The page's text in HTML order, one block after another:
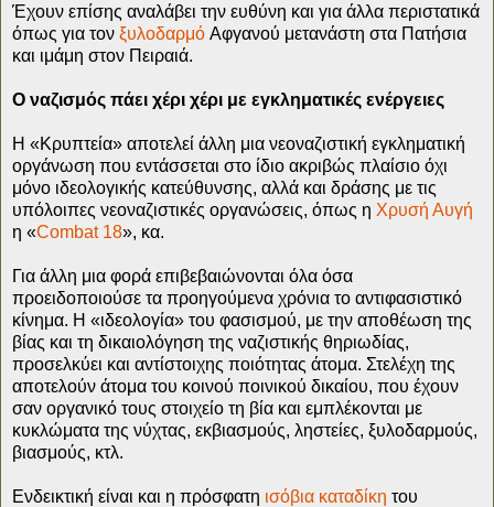
Έχουν επίσης αναλάβει την ευθύνη και για άλλα περιστατικά
όπως για τον ξυλοδαρμό Αφγανού μετανάστη στα Πατήσια
και ιμάμη στον Πειραιά.
Ο ναζισμός πάει χέρι χέρι με εγκληματικές ενέργειες
Η «Κρυπτεία» αποτελεί άλλη μια νεοναζιστική εγκληματική
οργάνωση που εντάσσεται στο ίδιο ακριβώς πλαίσιο όχι
μόνο ιδεολογικής κατεύθυνσης, αλλά και δράσης με τις
υπόλοιπες νεοναζιστικές οργανώσεις, όπως η Χρυσή Αυγή
η «Combat 18», κα.
Για άλλη μια φορά επιβεβαιώνονται όλα όσα
προειδοποιούσε τα προηγούμενα χρόνια το αντιφασιστικό
κίνημα. Η «ιδεολογία» του φασισμού, με την αποθέωση της
βίας και τη δικαιολόγηση της ναζιστικής θηριωδίας,
προσελκύει και αντίστοιχης ποιότητας άτομα. Στελέχη της
αποτελούν άτομα του κοινού ποινικού δικαίου, που έχουν
σαν οργανικό τους στοιχείο τη βία και εμπλέκονται με
κυκλώματα της νύχτας, εκβιασμούς, ληστείες, ξυλοδαρμούς,
βιασμούς, κτλ.
Ενδεικτική είναι και η πρόσφατη ισόβια καταδίκη του